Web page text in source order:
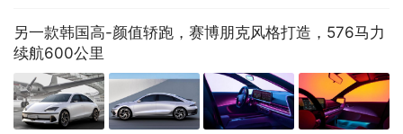
另一款韩国高-颜值轿跑，赛博朋克风格打造，576马力
续航600公里